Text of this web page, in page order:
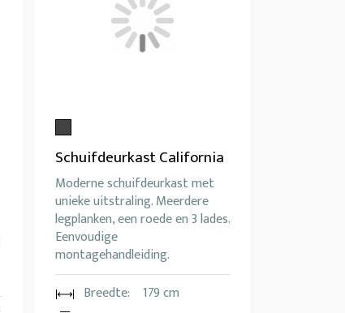
Schuifdeurkast California
Moderne schuifdeurkast met
unieke uitstraling. Meerdere
legplanken, een roede en 3 lades.
Eenvoudige
montagehandleiding.
Breedte:
179 cm